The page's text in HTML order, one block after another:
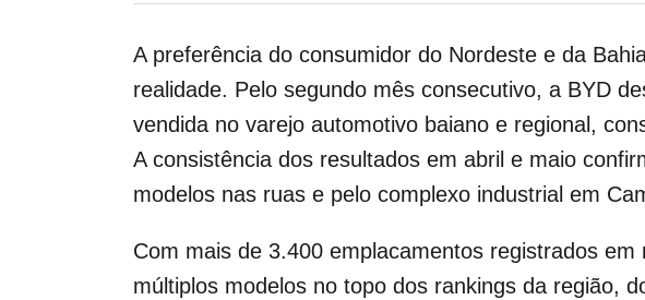
A preferência do consumidor do Nordeste e da
realidade. Pelo segundo mês consecutivo, a BYD
vendida no varejo automotivo baiano e regional,
A consistência dos resultados em abril e maio
modelos nas ruas e pelo complexo industrial em
Com mais de 3.400 emplacamentos registrados
múltiplos modelos no topo dos rankings da região,